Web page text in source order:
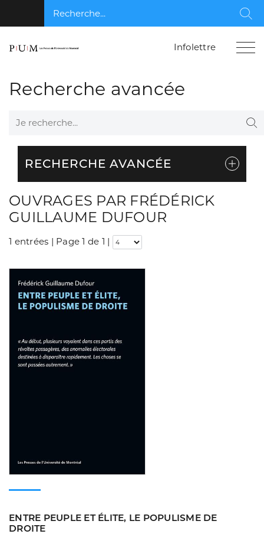
Recherche...
Infolettre
Recherche avancée
Je recherche...
RECHERCHE AVANCÉE
OUVRAGES PAR FRÉDÉRICK
GUILLAUME DUFOUR
1 entrées | Page 1 de 1 |
ENTRE PEUPLE ET ÉLITE, LE POPULISME DE
DROITE